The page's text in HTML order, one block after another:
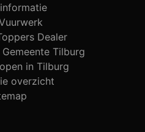
Dealer
Tilburg
in Tilburg
overzicht